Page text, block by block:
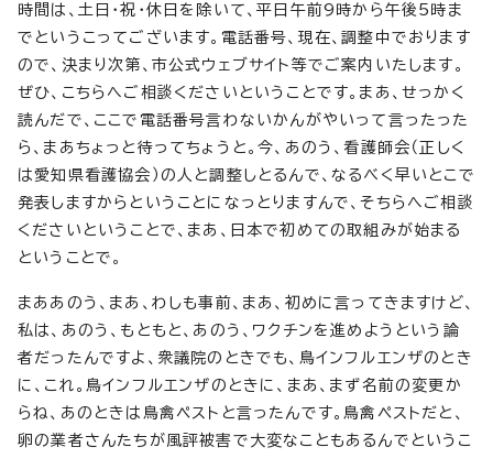
時間は、土日・祝・休日を除いて、平日午前9時から午後5時ま
でというこってございます。電話番号、現在、調整中でおります
ので、決まり次第、市公式ウェブサイト等でご案内いたします。
ぜひ、こちらへご相談くださいということです。まあ、せっかく
読んだで、ここで電話番号言わないかんがやいって言ったった
ら、まあちょっと待ってちょうと。今、あのう、看護師会（正しく
は愛知県看護協会）の人と調整しとるんで、なるべく早いとこで
発表しますからということになっとりますんで、そちらへご相談
くださいということで、まあ、日本で初めての取組みが始まる
ということで。
まああのう、まあ、わしも事前、まあ、初めに言ってきますけど、
私は、あのう、もともと、あのう、ワクチンを進めようという論
者だったんですよ、衆議院のときでも、鳥インフルエンザのとき
に、これ。鳥インフルエンザのときに、まあ、まず名前の変更か
らね、あのときは鳥禽ペストと言ったんです。鳥禽ペストだと、
卵の業者さんたちが風評被害で大変なこともあるんでというこ